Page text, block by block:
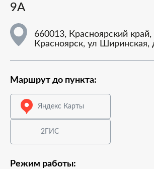
9А
660013, Красноярский край,
Красноярск, ул Ширинская,
Маршрут до пункта:
Яндекс Карты
2ГИС
Режим работы: